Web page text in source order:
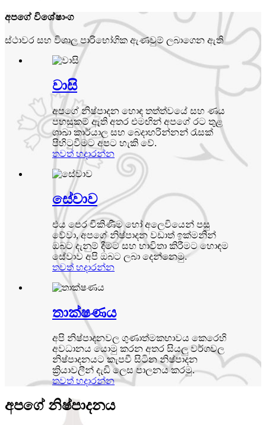
අපගේ විශේෂාංග
ස්ථාවර සහ විශාල පාරිභෝගික ඇණවුම් ලබාගෙන ඇති
වාසි
අපගේ නිෂ්පාදන හොඳ තත්ත්වයේ සහ ණය
පහසුකම් ඇති අතර එමඟින් අපගේ රට තුළ
ශාඛා කාර්යාල සහ බෙදාහරින්නන් රැසක්
පිහිටුවීමට අපට හැකි වේ.
තවත් හදාරන්න
සේවාව
එය පෙර විකිණීම හෝ අලෙවියෙන් පසු
වේවා, අපගේ නිෂ්පාදන වඩාත් ඉක්මනින්
ඔබට දැනුම් දීමට සහ භාවිතා කිරීමට හොඳම
සේවාව අපි ඔබට ලබා දෙන්නෙමු.
තවත් හදාරන්න
තාක්ෂණය
අපි නිෂ්පාදනවල ගුණාත්මකභාවය කෙරෙහි
අවධානය යොමු කරන අතර සියලු වර්ගවල
නිෂ්පාදනයට කැපවී සිටින නිෂ්පාදන
ක්‍රියාවලීන් දැඩි ලෙස පාලනය කරමු.
තවත් හදාරන්න
අපගේ නිෂ්පාදනය